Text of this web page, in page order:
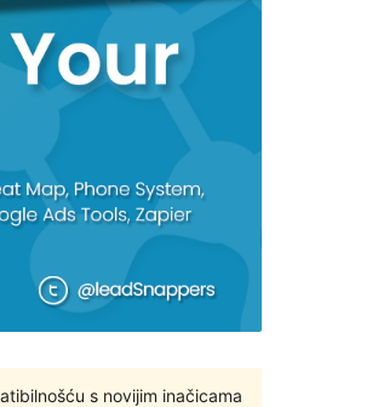
s novijim inačicama